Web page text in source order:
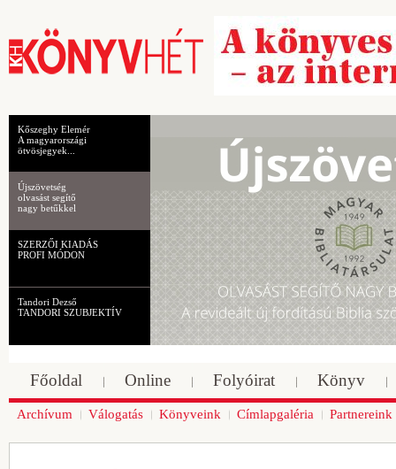
Kőszeghy Elemér
A magyarországi
ötvösjegyek...
Újszövetség
olvasást segítő
nagy betűkkel
SZERZŐI KIADÁS
PROFI MÓDON
Tandori Dezső
TANDORI SZUBJEKTÍV
Főoldal Online Folyóirat Könyv
Archívum Válogatás Könyveink Címlapgaléria Partnereink